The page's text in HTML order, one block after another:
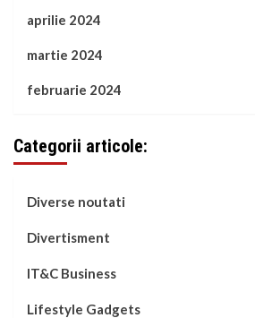
aprilie 2024
martie 2024
februarie 2024
Categorii articole:
Diverse noutati
Divertisment
IT&C Business
Lifestyle Gadgets